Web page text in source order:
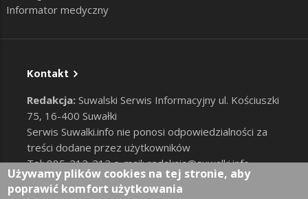
Informator medyczny
Kontakt
Redakcja: Suwalski Serwis Informacyjny ul. Kościuszki
75, 16-400 Suwałki
Serwis Suwalki.info nie ponosi odpowiedzialności za
treści dodane przez użytkowników
Tel: 885-212-212 e-mail:redakcja@suwalki.info,
reklama@suwalki.info
RODO |Cookies
Używamy plików cookies na tej stronie, aby
poprawić komfort użytkowania